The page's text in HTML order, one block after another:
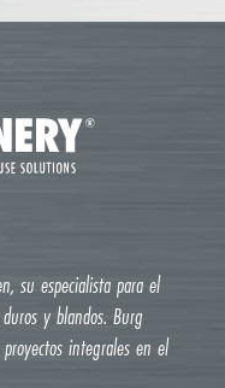
su especialista para el
y blandos. Burg
integrales en el